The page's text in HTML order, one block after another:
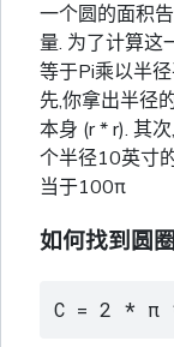
一个圆的面积
量. 为了计算这
等于Pi乘以半
先,你拿出半径
本身 (r * r). 其
个半径10英寸
当于100π
如何找到圆
C = 2 *